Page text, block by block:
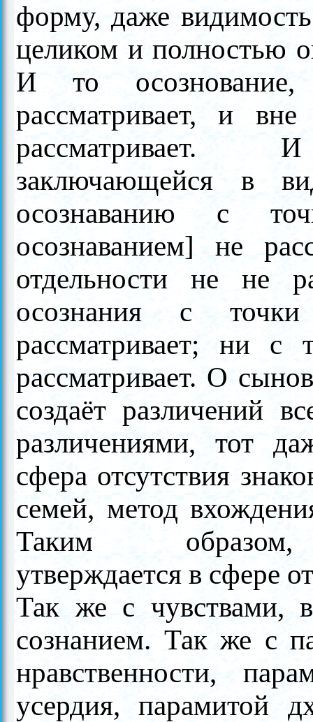
форму, даже
целиком и полностью
И то
рассматривает, и вне
рассматривает. И
заключающейся в
осознаванию с
осознаванием] не
отдельности не не
осознания с
рассматривает; ни с
рассматривает. О
создаёт различений
различениями, тот
сфера отсутствия
семей, метод
Таким
утверждается в сфере
Так же с чувствами,
сознанием. Так же с
нравственности,
усердия, парамитой